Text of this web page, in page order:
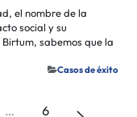
el nombre de la
social y su
sabemos que la
​Casos de éxito
… 6